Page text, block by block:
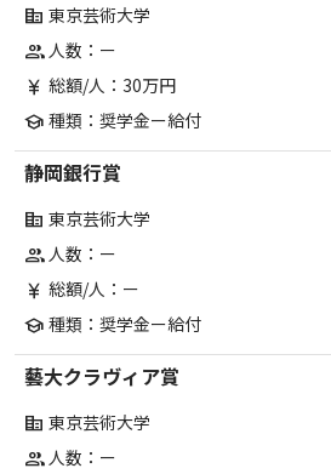
corporate_fare 東京芸術大学
group人数：ー
currency_yen 総額/人：30万円
school 種類：奨学金ー給付
静岡銀行賞
corporate_fare 東京芸術大学
group人数：ー
currency_yen 総額/人：ー
school 種類：奨学金ー給付
藝大クラヴィア賞
corporate_fare 東京芸術大学
group人数：ー